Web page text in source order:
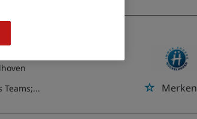
Bäderbetriebe
Merken